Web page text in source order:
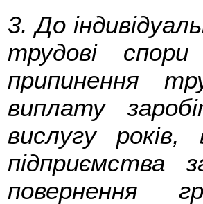
3. До
трудові
припинення
виплату
вислугу
підприємства
повернення